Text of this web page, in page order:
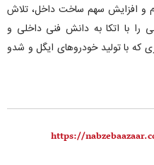
و افزایش سهم ساخت داخل، تلاش
با اتکا به دانش فنی داخلی و
که با تولید خودروهای ایگل و شدو